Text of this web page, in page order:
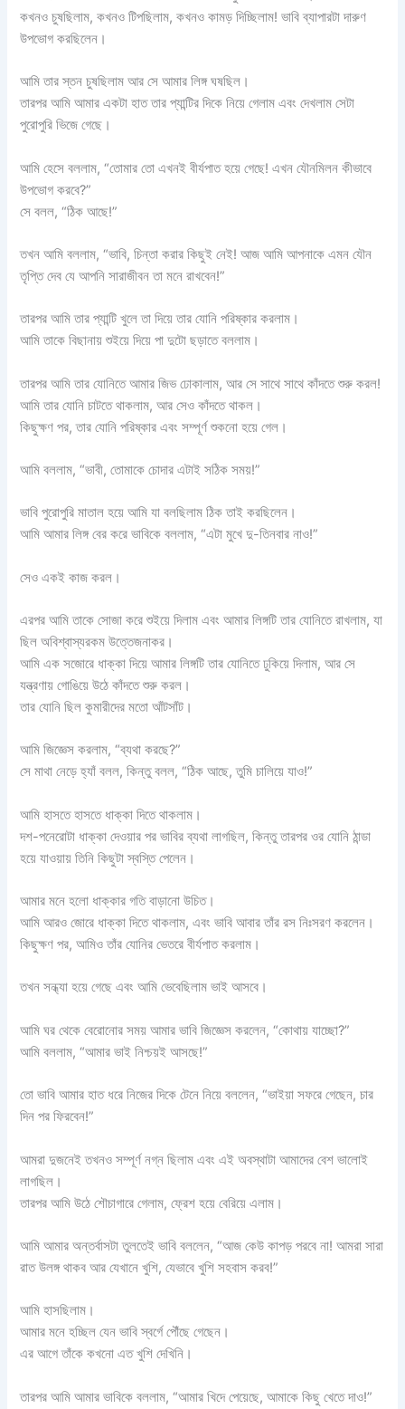
কখনও চুষছিলাম, কখনও টিপছিলাম, কখনও কামড় দিচ্ছিলাম! ভাবি ব্যাপারটা দারুণ
উপভোগ করছিলেন।
আমি তার স্তন চুষছিলাম আর সে আমার লিঙ্গ ঘষছিল।
তারপর আমি আমার একটা হাত তার প্যান্টির দিকে নিয়ে গেলাম এবং দেখলাম সেটা
পুরোপুরি ভিজে গেছে।
আমি হেসে বললাম, “তোমার তো এখনই বীর্যপাত হয়ে গেছে! এখন যৌনমিলন কীভাবে
উপভোগ করবে?”
সে বলল, “ঠিক আছে!”
তখন আমি বললাম, “ভাবি, চিন্তা করার কিছুই নেই! আজ আমি আপনাকে এমন যৌন
তৃপ্তি দেব যে আপনি সারাজীবন তা মনে রাখবেন!”
তারপর আমি তার প্যান্টি খুলে তা দিয়ে তার যোনি পরিষ্কার করলাম।
আমি তাকে বিছানায় শুইয়ে দিয়ে পা দুটো ছড়াতে বললাম।
তারপর আমি তার যোনিতে আমার জিভ ঢোকালাম, আর সে সাথে সাথে কাঁদতে শুরু করল!
আমি তার যোনি চাটতে থাকলাম, আর সেও কাঁদতে থাকল।
কিছুক্ষণ পর, তার যোনি পরিষ্কার এবং সম্পূর্ণ শুকনো হয়ে গেল।
আমি বললাম, “ভাবী, তোমাকে চোদার এটাই সঠিক সময়!”
ভাবি পুরোপুরি মাতাল হয়ে আমি যা বলছিলাম ঠিক তাই করছিলেন।
আমি আমার লিঙ্গ বের করে ভাবিকে বললাম, “এটা মুখে দু-তিনবার নাও!”
সেও একই কাজ করল।
এরপর আমি তাকে সোজা করে শুইয়ে দিলাম এবং আমার লিঙ্গটি তার যোনিতে রাখলাম, যা
ছিল অবিশ্বাস্যরকম উত্তেজনাকর।
আমি এক সজোরে ধাক্কা দিয়ে আমার লিঙ্গটি তার যোনিতে ঢুকিয়ে দিলাম, আর সে
যন্ত্রণায় গোঙিয়ে উঠে কাঁদতে শুরু করল।
তার যোনি ছিল কুমারীদের মতো আঁটসাঁট।
আমি জিজ্ঞেস করলাম, “ব্যথা করছে?”
সে মাথা নেড়ে হ্যাঁ বলল, কিন্তু বলল, “ঠিক আছে, তুমি চালিয়ে যাও!”
আমি হাসতে হাসতে ধাক্কা দিতে থাকলাম।
দশ-পনেরোটা ধাক্কা দেওয়ার পর ভাবির ব্যথা লাগছিল, কিন্তু তারপর ওর যোনি ঠান্ডা
হয়ে যাওয়ায় তিনি কিছুটা স্বস্তি পেলেন।
আমার মনে হলো ধাক্কার গতি বাড়ানো উচিত।
আমি আরও জোরে ধাক্কা দিতে থাকলাম, এবং ভাবি আবার তাঁর রস নিঃসরণ করলেন।
কিছুক্ষণ পর, আমিও তাঁর যোনির ভেতরে বীর্যপাত করলাম।
তখন সন্ধ্যা হয়ে গেছে এবং আমি ভেবেছিলাম ভাই আসবে।
আমি ঘর থেকে বেরোনোর ​​সময় আমার ভাবি জিজ্ঞেস করলেন, “কোথায় যাচ্ছো?”
আমি বললাম, “আমার ভাই নিশ্চয়ই আসছে!”
তো ভাবি আমার হাত ধরে নিজের দিকে টেনে নিয়ে বললেন, “ভাইয়া সফরে গেছেন, চার
দিন পর ফিরবেন!”
আমরা দুজনেই তখনও সম্পূর্ণ নগ্ন ছিলাম এবং এই অবস্থাটা আমাদের বেশ ভালোই
লাগছিল।
তারপর আমি উঠে শৌচাগারে গেলাম, ফ্রেশ হয়ে বেরিয়ে এলাম।
আমি আমার অন্তর্বাসটা তুলতেই ভাবি বললেন, “আজ কেউ কাপড় পরবে না! আমরা সারা
রাত উলঙ্গ থাকব আর যেখানে খুশি, যেভাবে খুশি সহবাস করব!”
আমি হাসছিলাম।
আমার মনে হচ্ছিল যেন ভাবি স্বর্গে পৌঁছে গেছেন।
এর আগে তাঁকে কখনো এত খুশি দেখিনি।
তারপর আমি আমার ভাবিকে বললাম, “আমার খিদে পেয়েছে, আমাকে কিছু খেতে দাও!”